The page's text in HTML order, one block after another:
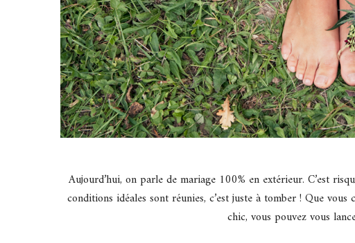
Aujourd’hui, on parle de mariage 100% en extérieur. C’est
conditions idéales sont réunies, c’est juste à tomber ! Que
chic, vous pouvez vous